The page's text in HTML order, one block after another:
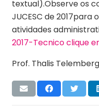
textual).Observe os
JUCESC de
atividades
2017-Tecnico clique
Prof. Thalis Telemberg